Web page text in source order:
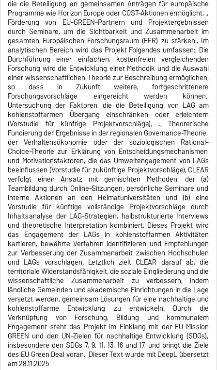
die die Beteiligung an gemeinsamen Anträgen für europäische
Programme wie Horizon Europe oder COST-Aktionen ermöglicht, .,
Förderung von EU-GREEN-Partnern und Projektergebnissen
durch Seminare, um die Sichtbarkeit und Zusammenarbeit im
gesamten Europäischen Forschungsraum (EFR) zu stärken., Im
analytischen Bereich wird das Projekt Folgendes umfassen:, Die
Durchführung einer einfachen, kostenfreien vergleichenden
Forschung wird die Entwicklung einer Methodik und die Auswahl
einer wissenschaftlichen Theorie zur Beschreibung ermöglichen,
so dass in Zukunft weitere, fortgeschrittenere
Forschungsvorschläge eingereicht werden können.,
Untersuchung der Faktoren, die die Beteiligung von LAG am
kohlenstoffarmen Übergang einschränken oder erleichtern
(Vorstudie für künftige Projektvorschläge), ., Theoretische
Fundierung der Ergebnisse in der regionalen Governance-Theorie,
der Verhaltensökonomie oder der soziologischen Rational-
Choice-Theorie zur Erklärung von Entscheidungsmechanismen
und Motivationsfaktoren, die das Umweltengagement von LAGs
beeinflussen (Vorstudie für zukünftige Projektvorschläge), CLEAR
verfolgt einen Ansatz mit gemischten Methoden, der (a)
Teambildung durch Online-Sitzungen, persönliche Seminare und
interne Aktionen an den Heimatuniversitäten und (b) eine
Vorstudie für künftige vollständige Projektvorschläge durch
Inhaltsanalyse der LAG-Strategien, halbstrukturierte Interviews
und theoretische Interpretation kombiniert. Dieses Projekt wird
das Engagement der LAGs in kohlenstoffarmen Aktivitäten
kartieren, bewährte Verfahren identifizieren und Empfehlungen
zur Verbesserung der Zusammenarbeit zwischen Hochschulen
und LAGs vorschlagen. Letztlich zielt CLEAR darauf ab, die
territoriale Widerstandsfähigkeit, die soziale Eingliederung und die
wissenschaftliche Zusammenarbeit zu verbessern, indem
ländliche Gemeinden und akademische Einrichtungen in die Lage
versetzt werden, gemeinsam Lösungen für eine nachhaltige und
kohlenstoffarme Entwicklung zu entwickeln. Durch die
Verknüpfung von Forschung, Bildung und kommunalem
Engagement steht das Projekt im Einklang mit der EU-Mission
GREEN und den UN-Zielen für nachhaltige Entwicklung (SDGs),
insbesondere den SDGs 7, 9, 11, 13, 16 und 17, und bringt die Ziele
des EU Green Deal voran., Dieser Text wurde mit DeepL übersetzt
am 28.11.2025